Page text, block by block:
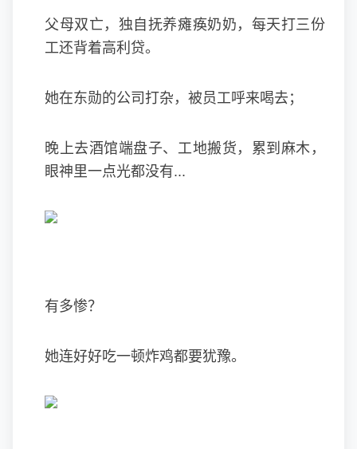
父母双亡，独自抚养瘫痪奶奶，每天打三份
工还背着高利贷。
她在东勋的公司打杂，被员工呼来喝去；
晚上去酒馆端盘子、工地搬货，累到麻木，
眼神里一点光都没有...
有多惨？
她连好好吃一顿炸鸡都要犹豫。